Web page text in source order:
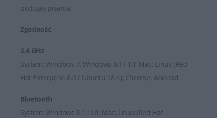
podczas pisania.
Zgodność
2,4 GHz
System: Windows 7, Windows 8.1 i 10; Mac; Linux (Red
Hat Enterprise 8.0 / Ubuntu 18.4); Chrome; Android
Bluetooth
System: Windows 8.1 i 10; Mac; Linux (Red Hat